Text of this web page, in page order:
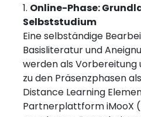
Online-Phase:
Selbststudium
Eine selbständige
Basisliteratur und
werden als Vorbereitung
zu den Präsenzphasen
Distance Learning
Partnerplattform iMooX